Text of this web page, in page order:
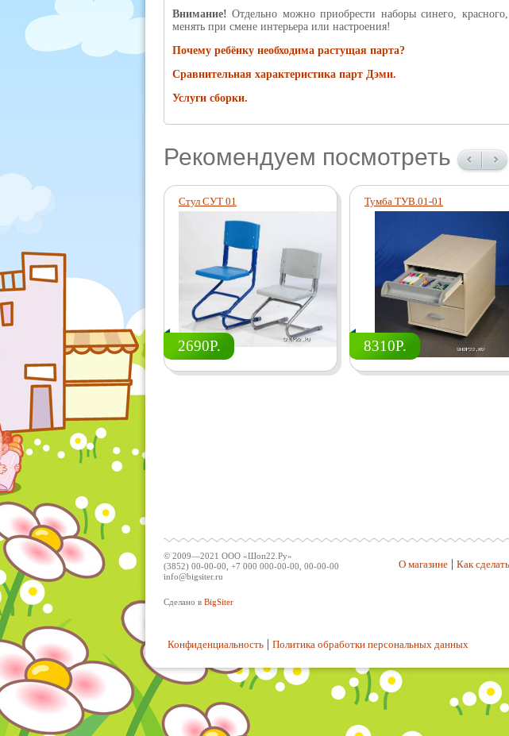
Внимание! Отдельно можно приобрести наборы синего,
менять при смене интерьера или настроения!
Почему ребёнку необходима растущая парта?
Сравнительная характеристика парт Дэми.
Услуги сборки.
Рекомендуем посмотреть
Стул СУТ 01
2690Р.
Тумба ТУВ.01-01
8310Р.
© 2009—2021 ООО «Шоп22.Ру»
(3852) 00-00-00, +7 000 000-00-00, 00-00-00
info@bigsiter.ru
Сделано в BigSiter
О магазине Как
Конфиденциальность Политика обработки персональных данных